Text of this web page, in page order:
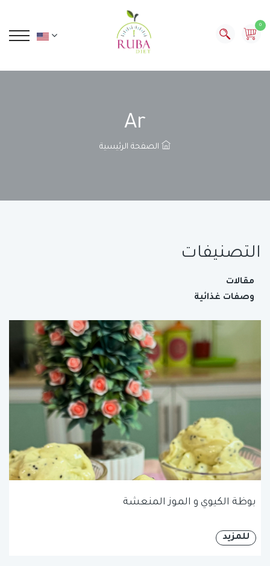
0
Ar
الصفحة الرئيسية
التصنيفات
مقالات
وصفات غذائية
بوظة الكيوي و الموز المنعشة
للمزيد